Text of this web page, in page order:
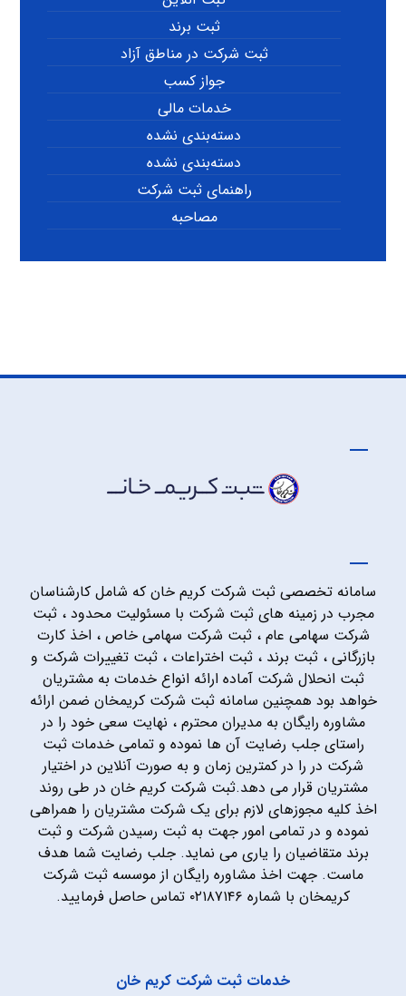
ثبت برند
ثبت شرکت در مناطق آزاد
جواز کسب
خدمات مالی
دسته‌بندی نشده
دسته‌بندی نشده
راهنمای ثبت شرکت
مصاحبه
سامانه تخصصی ثبت شرکت کریم خان که شامل کارشناسان
مجرب در زمینه های ثبت شرکت با مسئولیت محدود ، ثبت
شرکت سهامی عام ، ثبت شرکت سهامی خاص ، اخذ کارت
بازرگانی ، ثبت برند ، ثبت اختراعات ، ثبت تغییرات شرکت و
ثبت انحلال شرکت آماده ارائه انواع خدمات به مشتریان
خواهد بود همچنین سامانه ثبت شرکت کریمخان ضمن ارائه
مشاوره رایگان به مدیران محترم ، نهایت سعی خود را در
راستای جلب رضایت آن ها نموده و تمامی خدمات ثبت
شرکت در را در کمترین زمان و به صورت آنلاین در اختیار
مشتریان قرار می دهد.ثبت شرکت کریم خان در طی روند
اخذ کلیه مجوزهای لازم برای یک شرکت مشتریان را همراهی
نموده و در تمامی امور جهت به ثبت رسیدن شرکت و ثبت
برند متقاضیان را یاری می نماید. جلب رضایت شما هدف
ماست. جهت اخذ مشاوره رایگان از موسسه ثبت شرکت
کریمخان با شماره ۰۲۱۸۷۱۴۶ تماس حاصل فرمایید.
خدمات ثبت شرکت کریم خان